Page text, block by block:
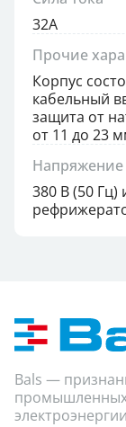
32А
Прочие
Корпус
кабельный
защита от
от 11 до 23
Напряжение
380 В (50 Гц)
Bals —
промышленных